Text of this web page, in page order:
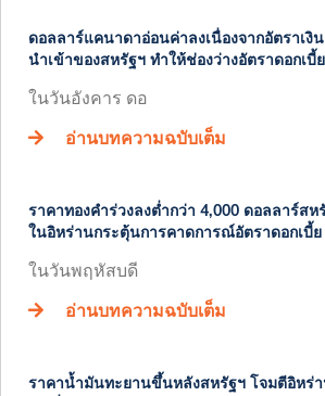
ดอลลาร์แคนาดาอ่อนค่าลงเนื่องจากอัตราเงิ
นำเข้าของสหรัฐฯ ทำให้ช่องว่างอัตราดอกเบี้
ในวันอังคาร ดอ
อ่านบทความฉบับเต็ม
ราคาทองคำร่วงลงต่ำกว่า 4,000 ดอลลาร์ส
ในอิหร่านกระตุ้นการคาดการณ์อัตราดอกเบี้ย
ในวันพฤหัสบดี
อ่านบทความฉบับเต็ม
ราคาน้ำมันทะยานขึ้นหลังสหรัฐฯ โจมตีอิหร่า